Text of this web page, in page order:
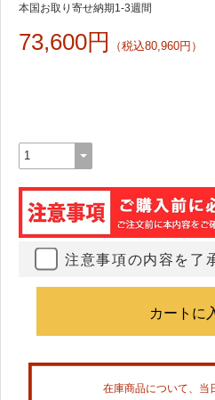
本国お取り寄せ納期1-3週間
73,600円 （税込80,960円）
注意事項の内容を了
在庫商品について、当